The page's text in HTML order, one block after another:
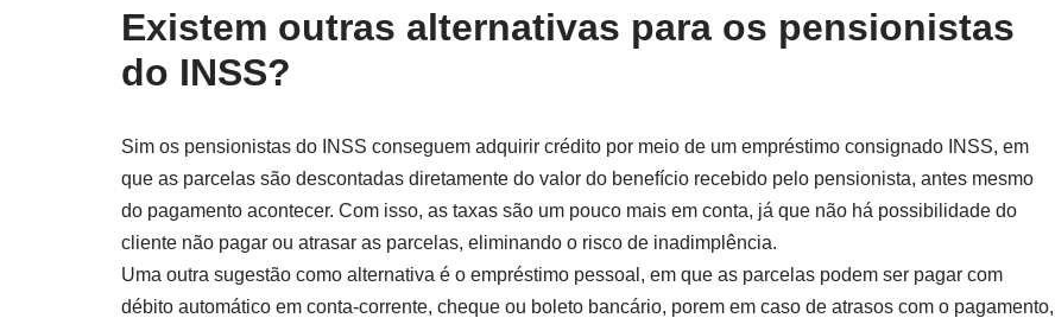
Existem outras alternativas para os pensionistas
do INSS?
Sim os pensionistas do INSS conseguem adquirir crédito por meio de um empréstimo consignado INSS, em
que as parcelas são descontadas diretamente do valor do benefício recebido pelo pensionista, antes mesmo
do pagamento acontecer. Com isso, as taxas são um pouco mais em conta, já que não há possibilidade do
cliente não pagar ou atrasar as parcelas, eliminando o risco de inadimplência.
Uma outra sugestão como alternativa é o empréstimo pessoal, em que as parcelas podem ser pagar com
débito automático em conta-corrente, cheque ou boleto bancário, porem em caso de atrasos com o pagamento,